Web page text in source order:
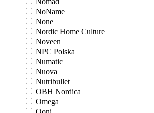
Nomad
NoName
None
Nordic Home Culture
Noveen
NPC Polska
Numatic
Nuova
Nutribullet
OBH Nordica
Omega
Ooni